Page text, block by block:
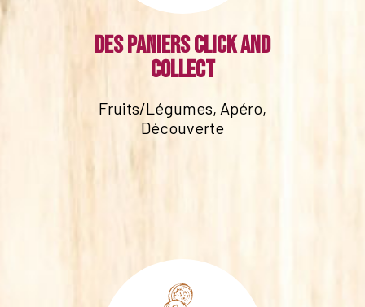
Des paniers click and
collect
Fruits/Légumes, Apéro,
Découverte